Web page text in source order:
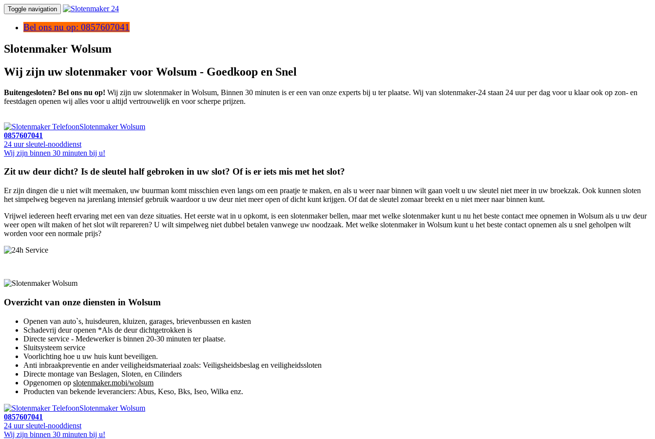
Toggle navigation
Bel ons nu op: 0857607041
Slotenmaker Wolsum
Wij zijn uw slotenmaker voor Wolsum - Goedkoop en Snel
Buitengesloten? Bel ons nu op! Wij zijn uw slotenmaker in Wolsum, Binnen 30 minuten is er een van onze experts bij u ter plaatse. Wij van slotenmaker-24 staan 24 uur per dag voor u klaar ook op zon- en
feestdagen openen wij alles voor u altijd vertrouwelijk en voor scherpe prijzen.
Slotenmaker Wolsum
0857607041
24 uur sleutel-nooddienst
Wij zijn binnen 30 minuten bij u!
Zit uw deur dicht? Is de sleutel half gebroken in uw slot? Of is er iets mis met het slot?
Er zijn dingen die u niet wilt meemaken, uw buurman komt misschien even langs om een praatje te maken, en als u weer naar binnen wilt gaan voelt u uw sleutel niet meer in uw broekzak. Ook kunnen sloten
het simpelweg begeven na jarenlang intensief gebruik waardoor u uw deur niet meer open of dicht kunt krijgen. Of dat de sleutel zomaar breekt en u niet meer naar binnen kunt.
Vrijwel iedereen heeft ervaring met een van deze situaties. Het eerste wat in u opkomt, is een slotenmaker bellen, maar met welke slotenmaker kunt u nu het beste contact mee opnemen in Wolsum als u uw deur
weer open wilt maken of het slot wilt repareren? U wilt simpelweg niet dubbel betalen vanwege uw noodzaak. Met welke slotenmaker in Wolsum kunt u het beste contact opnemen als u snel geholpen wilt
worden voor een normale prijs?
Overzicht van onze diensten in Wolsum
Openen van auto`s, huisdeuren, kluizen, garages, brievenbussen en kasten
Schadevrij deur openen *Als de deur dichtgetrokken is
Directe service - Medewerker is binnen 20-30 minuten ter plaatse.
Sluitsysteem service
Voorlichting hoe u uw huis kunt beveiligen.
Anti inbraakpreventie en ander veiligheidsmateriaal zoals: Veiligsheidsbeslag en veiligheidssloten
Directe montage van Beslagen, Sloten, en Cilinders
Opgenomen op slotenmaker.mobi/wolsum
Producten van bekende leveranciers: Abus, Keso, Bks, Iseo, Wilka enz.
Slotenmaker Wolsum
0857607041
24 uur sleutel-nooddienst
Wij zijn binnen 30 minuten bij u!